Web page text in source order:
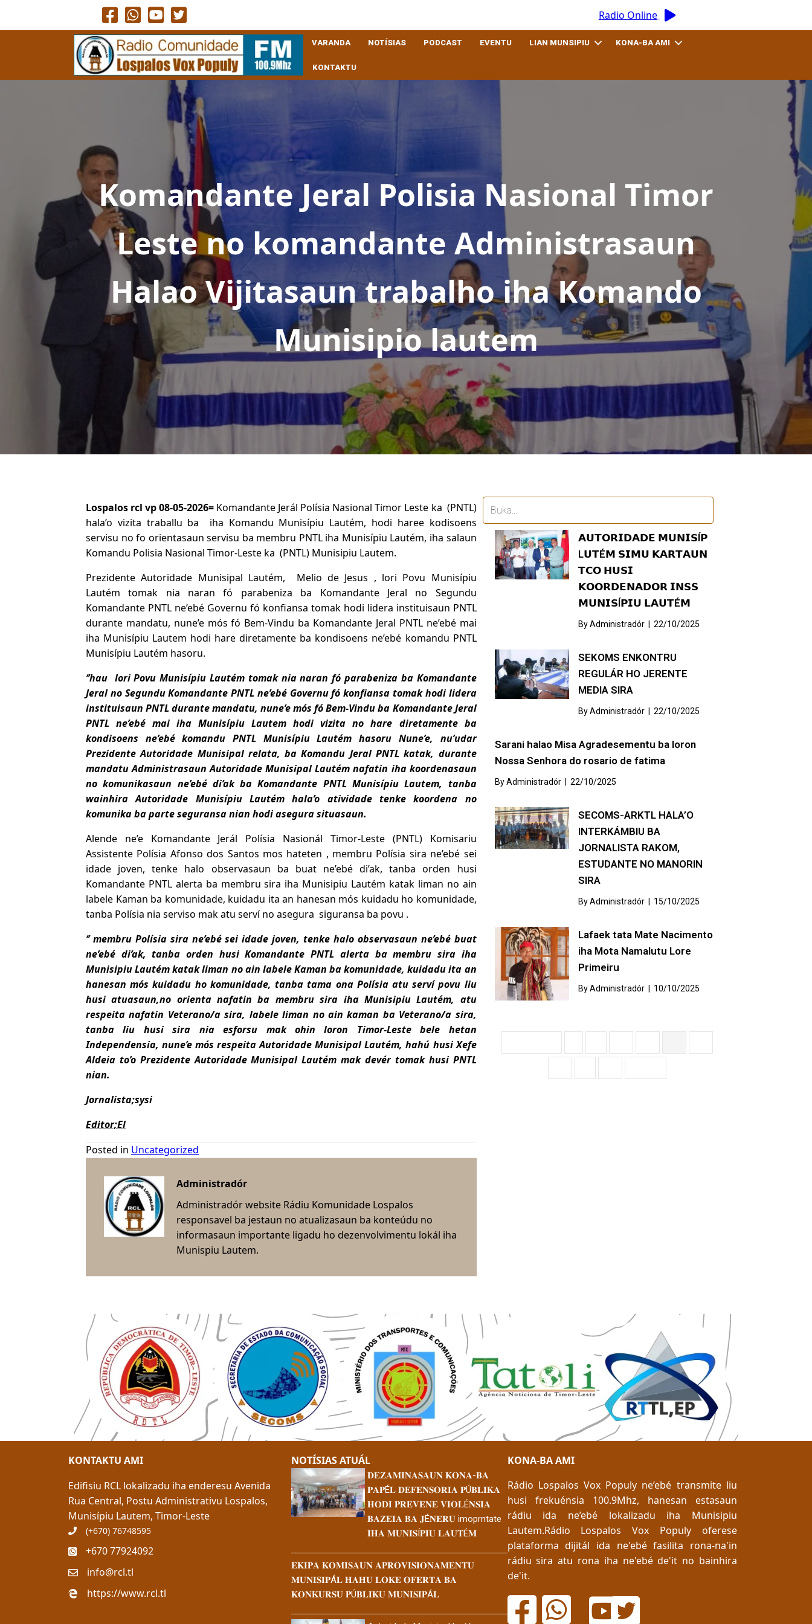
Radio Online
VARANDA NOTÍSIAS PODCAST EVENTU LIAN MUNSIPIU KONA-BA AMI
KONTAKTU
Komandante Jeral Polisia Nasional Timor
Leste no komandante Administrasaun
Halao Vijitasaun trabalho iha Komando
Munisipio lautem
Lospalos rcl vp 08-05-2026= Komandante Jerál Polísia Nasional Timor Leste ka (PNTL)
hala’o vizita traballu ba iha Komandu Munisípiu Lautém, hodi haree kodisoens
servisu no fo orientasaun servisu ba membru PNTL iha Munisípiu Lautém, iha salaun
Komandu Polisia Nasional Timor-Leste ka (PNTL) Munisipiu Lautem.
Prezidente Autoridade Munisipal Lautém, Melio de Jesus , lori Povu Munisípiu
Lautém tomak nia naran fó parabeniza ba Komandante Jeral no Segundu
Komandante PNTL ne’ebé Governu fó konfiansa tomak hodi lidera instituisaun PNTL
durante mandatu, nune’e mós fó Bem-Vindu ba Komandante Jeral PNTL ne’ebé mai
iha Munisípiu Lautem hodi hare diretamente ba kondisoens ne’ebé komandu PNTL
Munisípiu Lautém hasoru.
‘’hau lori Povu Munisípiu Lautém tomak nia naran fó parabeniza ba Komandante
Jeral no Segundu Komandante PNTL ne’ebé Governu fó konfiansa tomak hodi lidera
instituisaun PNTL durante mandatu, nune’e mós fó Bem-Vindu ba Komandante Jeral
PNTL ne’ebé mai iha Munisípiu Lautem hodi vizita no hare diretamente ba
kondisoens ne’ebé komandu PNTL Munisípiu Lautém hasoru Nune’e, nu’udar
Prezidente Autoridade Munisipal relata, ba Komandu Jeral PNTL katak, durante
mandatu Administrasaun Autoridade Munisipal Lautém nafatin iha koordenasaun
no komunikasaun ne’ebé di’ak ba Komandante PNTL Munisípiu Lautem, tanba
wainhira Autoridade Munisípiu Lautém hala’o atividade tenke koordena no
komunika ba parte seguransa nian hodi asegura situasaun.
Alende ne’e Komandante Jerál Polísia Nasionál Timor-Leste (PNTL) Komisariu
Assistente Polísia Afonso dos Santos mos hateten , membru Polísia sira ne’ebé sei
idade joven, tenke halo observasaun ba buat ne’ebé di’ak, tanba orden husi
Komandante PNTL alerta ba membru sira iha Munisipiu Lautém katak liman no ain
labele Kaman ba komunidade, kuidadu ita an hanesan mós kuidadu ho komunidade,
tanba Polísia nia serviso mak atu serví no asegura siguransa ba povu .
‘’ membru Polísia sira ne’ebé sei idade joven, tenke halo observasaun ne’ebé buat
ne’ebé di’ak, tanba orden husi Komandante PNTL alerta ba membru sira iha
Munisipiu Lautém katak liman no ain labele Kaman ba komunidade, kuidadu ita an
hanesan mós kuidadu ho komunidade, tanba tama ona Polísia atu serví povu liu
husi atuasaun,no orienta nafatin ba membru sira iha Munisipiu Lautém, atu
respeita nafatin Veterano/a sira, labele liman no ain kaman ba Veterano/a sira,
tanba liu husi sira nia esforsu mak ohin loron Timor-Leste bele hetan
Independensia, nune’e mós respeita Autoridade Munisipal Lautém, hahú husi Xefe
Aldeia to’o Prezidente Autoridade Munisipal Lautém mak devér tomak husi PNTL
nian.
Jornalista;sysi
Editor;El
Posted in Uncategorized
Administradór
Administradór website Rádiu Komunidade Lospalos
responsavel ba jestaun no atualizasaun ba konteúdu no
informasaun importante ligadu ho dezenvolvimentu lokál iha
Munispiu Lautem.
𝗔𝗨𝗧𝗢𝗥𝗜𝗗𝗔𝗗𝗘 𝗠𝗨𝗡𝗜𝗦Í𝗣
L𝗨𝗧É𝗠 𝗦𝗜𝗠𝗨 𝗞𝗔𝗥𝗧𝗔𝗨𝗡
𝗧𝗖𝗢 𝗛𝗨𝗦𝗜
𝗞𝗢𝗢𝗥𝗗𝗘𝗡𝗔𝗗𝗢𝗥 𝗜𝗡𝗦𝗦
𝗠𝗨𝗡𝗜𝗦Í𝗣𝗜𝗨 𝗟𝗔𝗨𝗧É𝗠
ByAdministradór 22/10/2025
SEKOMS ENKONTRU
REGULÁR HO JERENTE
MEDIA SIRA
ByAdministradór 22/10/2025
Sarani halao Misa Agradesementu ba loron
Nossa Senhora do rosario de fatima
ByAdministradór 22/10/2025
SECOMS-ARKTL HALA’O
INTERKÁMBIU BA
JORNALISTA RAKOM,
ESTUDANTE NO MANORIN
SIRA
ByAdministradór 15/10/2025
Lafaek tata Mate Nacimento
iha Mota Namalutu Lore
Primeiru
ByAdministradór 10/10/2025
KONTAKTU AMI
Edifisiu RCL lokalizadu iha enderesu Avenida
Rua Central, Postu Administrativu Lospalos,
Munisípiu Lautem, Timor-Leste
(+670) 76748595
+670 77924092
info@rcl.tl
https://www.rcl.tl
NOTÍSIAS ATUÁL
𝐃𝐄𝐙𝐀𝐌𝐈𝐍𝐀𝐒𝐀𝐔𝐍 𝐊𝐎𝐍𝐀-𝐁𝐀
𝐏𝐀𝐏É𝐋 𝐃𝐄𝐅𝐄𝐍𝐒𝐎𝐑𝐈𝐀 𝐏Ú𝐁𝐋𝐈𝐊𝐀
𝐇𝐎𝐃𝐈 𝐏𝐑𝐄𝐕𝐄𝐍𝐄 𝐕𝐈𝐎𝐋É𝐍𝐒𝐈𝐀
𝐁𝐀𝐙𝐄𝐈𝐀 𝐁𝐀 𝐉É𝐍𝐄𝐑𝐔 imoprntate
𝐈𝐇𝐀 𝐌𝐔𝐍𝐈𝐒Í𝐏𝐈𝐔 𝐋𝐀𝐔𝐓É𝐌
𝐄𝐊𝐈𝐏𝐀 𝐊𝐎𝐌𝐈𝐒𝐀𝐔𝐍 𝐀𝐏𝐑𝐎𝐕𝐈𝐒𝐈𝐎𝐍𝐀𝐌𝐄𝐍𝐓𝐔
𝐌𝐔𝐍𝐈𝐒𝐈𝐏Á𝐋 𝐇𝐀𝐇𝐔 𝐋𝐎𝐊𝐄 𝐎𝐅𝐄𝐑𝐓𝐀 𝐁𝐀
𝐊𝐎𝐍𝐊𝐔𝐑𝐒𝐔 𝐏Ú𝐁𝐋𝐈𝐊𝐔 𝐌𝐔𝐍𝐈𝐒𝐈𝐏Á𝐋
KONA-BA AMI
Rádio Lospalos Vox Populy ne’ebé transmite liu
husi frekuénsia 100.9Mhz, hanesan estasaun
rádiu ida ne’ebé lokalizadu iha Munisipiu
Lautem.Rádio Lospalos Vox Populy oferese
plataforma dijitál ida ne'ebé fasilita rona-na'in
rádiu sira atu rona iha ne'ebé de'it no bainhira
de'it.